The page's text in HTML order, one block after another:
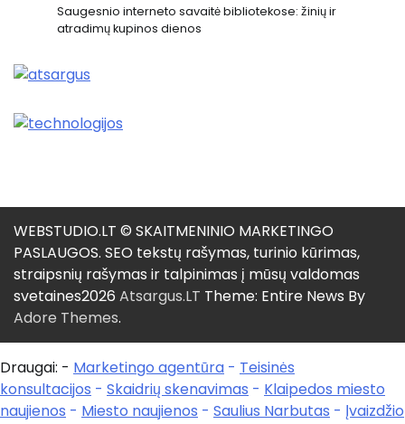
Saugesnio interneto savaitė bibliotekose: žinių ir
atradimų kupinos dienos
WEBSTUDIO.LT © SKAITMENINIO MARKETINGO
PASLAUGOS. SEO tekstų rašymas, turinio kūrimas,
straipsnių rašymas ir talpinimas į mūsų valdomas
svetaines2026 Atsargus.LT Theme: Entire News By
Adore Themes.
Draugai: - Marketingo agentūra - Teisinės
konsultacijos - Skaidrių skenavimas - Klaipedos miesto
naujienos - Miesto naujienos - Saulius Narbutas - Įvaizdžio